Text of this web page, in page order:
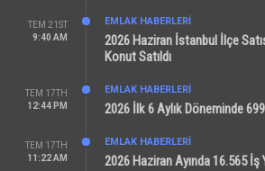
TEM 21ST
9:40 AM
EMLAK HABERLERI
2026 Haziran İstanbul İlçe
Konut Satıldı
TEM 17TH
12:44 PM
EMLAK HABERLERI
2026 İlk 6 Aylık Döneminde
TEM 17TH
11:22 AM
EMLAK HABERLERI
2026 Haziran Ayında 16.565 İş